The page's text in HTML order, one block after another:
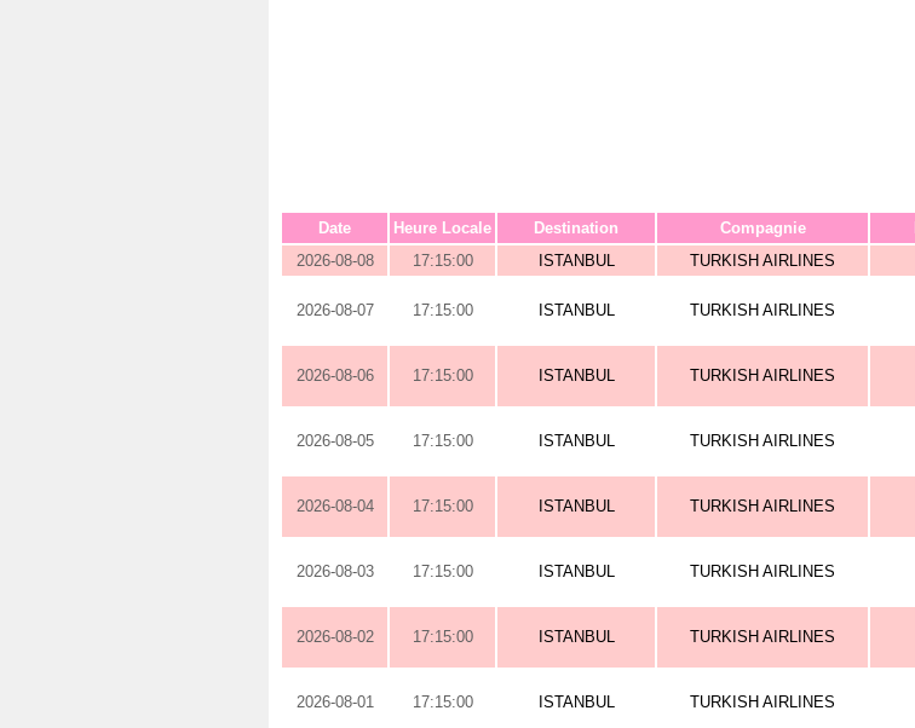
Date Heure Locale Destination Compagnie
2026-08-08
17:15:00 ISTANBUL TURKISH AIRLINES
2026-08-07 17:15:00 ISTANBUL TURKISH AIRLINES
2026-08-06 17:15:00 ISTANBUL TURKISH AIRLINES
2026-08-05 17:15:00 ISTANBUL TURKISH AIRLINES
2026-08-04 17:15:00 ISTANBUL TURKISH AIRLINES
2026-08-03 17:15:00 ISTANBUL TURKISH AIRLINES
2026-08-02 17:15:00 ISTANBUL TURKISH AIRLINES
2026-08-01 17:15:00 ISTANBUL TURKISH AIRLINES